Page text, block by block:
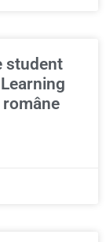
student